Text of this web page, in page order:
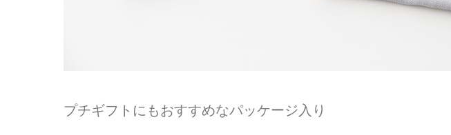
プチギフトにもおすすめなパッケージ入り